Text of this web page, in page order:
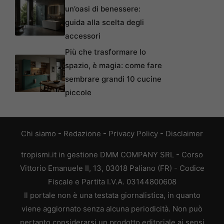
un’oasi di benessere:
guida alla scelta degli
accessori
Più che trasformare lo
spazio, è magia: come fare
sembrare grandi 10 cucine
piccole
Chi siamo - Redazione - Privacy Policy - Disclaimer
tropismi.it in gestione DMM COMPANY SRL - Corso
Vittorio Emanuele II, 13, 03018 Paliano (FR) - Codice
Fiscale e Partita I.V.A. 03144800608
Il portale non è una testata giornalistica, in quanto
viene aggiornato senza alcuna periodicità. Non può